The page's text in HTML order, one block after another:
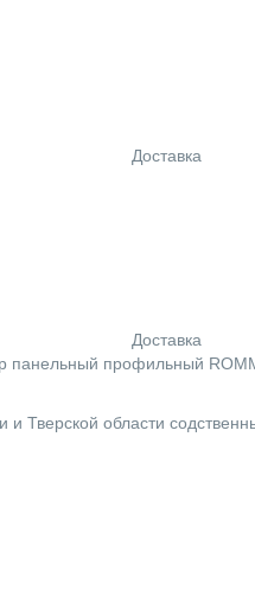
Доставка
Доставка
панельный профильный
и Тверской области